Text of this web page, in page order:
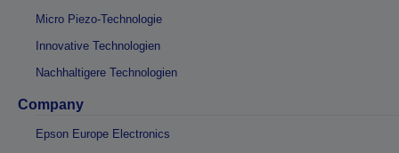
Micro Piezo-Technologie
Innovative Technologien
Nachhaltigere Technologien
Company
Epson Europe Electronics